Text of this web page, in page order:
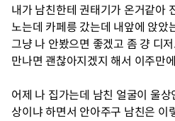
내가 남친한테 권태기가 온거같아
노는데 카페릉 갔는데 내앞에 앉았
그냥 나 안봤으면 좋겠고 좀 걍 디
만나면 괜찮아지겠지 해서 이주만
어제 나 집가는데 남친 얼굴이 울
상이냐 하면서 안아주구 남친은 이